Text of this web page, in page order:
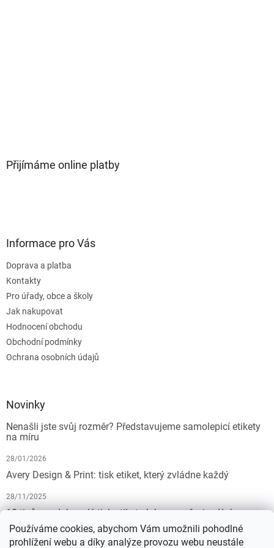
Používáme cookies, abychom Vám umožnili pohodlné
prohlížení webu a díky analýze provozu webu neustále
Přijímáme online platby
Informace pro Vás
Doprava a platba
Kontakty
Pro úřady, obce a školy
Jak nakupovat
Hodnocení obchodu
Obchodní podmínky
Ochrana osobních údajů
Novinky
Nenašli jste svůj rozměr? Představujeme samolepicí etikety
na míru
28/01/2026
Avery Design & Print: tisk etiket, který zvládne každý
28/11/2025
10 tipů pro dokonalý tisk etiket: Jak na profesionální
výsledek bez starostí
19/07/2025